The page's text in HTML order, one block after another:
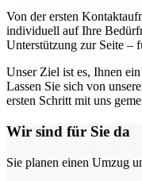
Von der ersten
individuell auf Ihre
Unterstützung zur Seite –
Unser Ziel ist es, Ihnen
Lassen Sie sich von
ersten Schritt mit uns
Wir sind für Sie da
Sie planen einen Umzug